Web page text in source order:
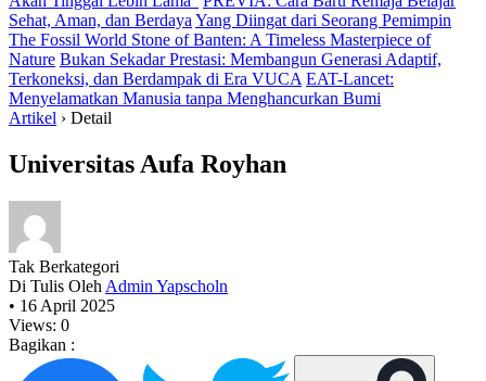
Sehat, Aman, dan Berdaya Yang Diingat dari Seorang Pemimpin
The Fossil World Stone of Banten: A Timeless Masterpiece of
Nature Bukan Sekadar Prestasi: Membangun Generasi Adaptif,
Terkoneksi, dan Berdampak di Era VUCA EAT-Lancet:
Menyelamatkan Manusia tanpa Menghancurkan Bumi
Artikel › Detail
Universitas Aufa Royhan
Tak Berkategori
Di Tulis Oleh Admin Yapscholn
• 16 April 2025
Views: 0
Bagikan :